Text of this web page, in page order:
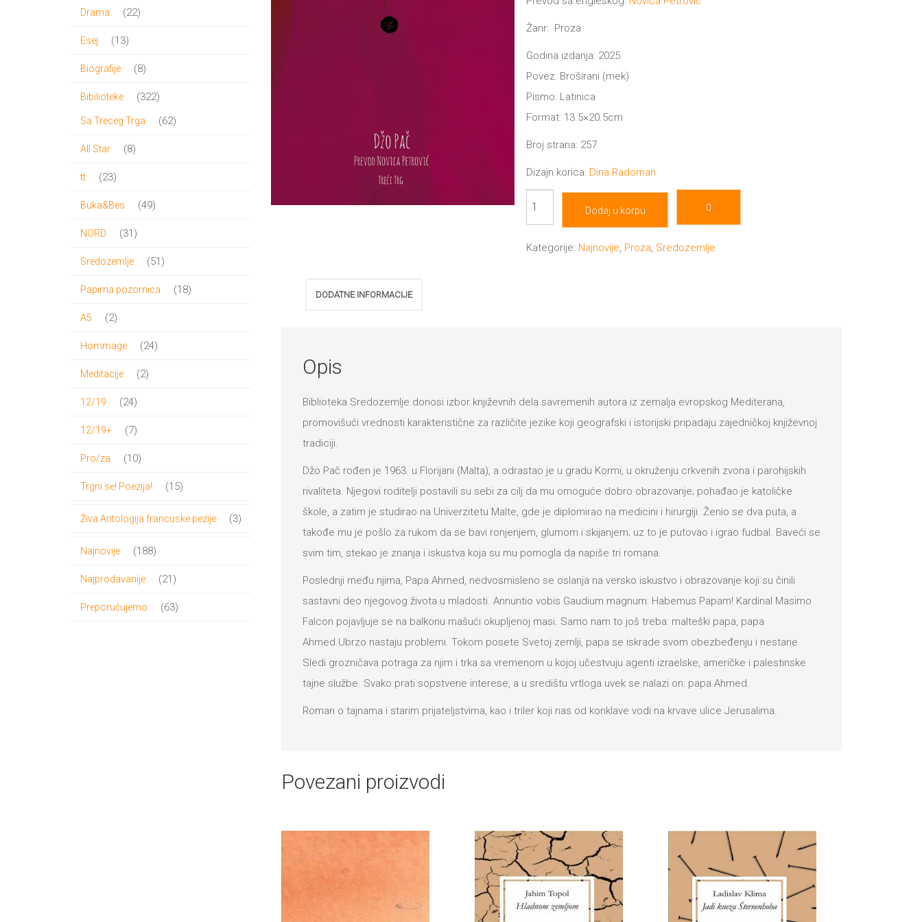
Žanr: Proza
Godina izdanja: 2025.
Povez: Broširani (mek)
Pismo: Latinica
Format: 13.5×20.5cm
Broj strana: 257
Dizajn korica: Dina Radoman
Dodaj u korpu
Kategorije: Najnovije, Proza, Sredozemlje
DODATNE INFORMACIJE
Opis
Biblioteka Sredozemlje donosi izbor književnih dela savremenih autora iz zemalja evropskog Mediterana,
promovišući vrednosti karakteristične za različite jezike koji geografski i istorijski pripadaju zajedničkoj književnoj
tradiciji.
Džo Pač rođen je 1963. u Florijani (Malta), a odrastao je u gradu Kormi, u okruženju crkvenih zvona i parohijskih
rivaliteta. Njegovi roditelji postavili su sebi za cilj da mu omoguće dobro obrazovanje; pohađao je katoličke
škole, a zatim je studirao na Univerzitetu Malte, gde je diplomirao na medicini i hirurgiji. Ženio se dva puta, a
takođe mu je pošlo za rukom da se bavi ronjenjem, glumom i skijanjem; uz to je putovao i igrao fudbal. Baveći se
svim tim, stekao je znanja i iskustva koja su mu pomogla da napiše tri romana.
Poslednji među njima, Papa Ahmed, nedvosmisleno se oslanja na versko iskustvo i obrazovanje koji su činili
sastavni deo njegovog života u mladosti. Annuntio vobis Gaudium magnum: Habemus Papam! Kardinal Masimo
Falcon pojavljuje se na balkonu mašući okupljenoj masi. Samo nam to još treba: malteški papa, papa
Ahmed.Ubrzo nastaju problemi. Tokom posete Svetoj zemlji, papa se iskrade svom obezbeđenju i nestane.
Sledi grozničava potraga za njim i trka sa vremenom u kojoj učestvuju agenti izraelske, američke i palestinske
tajne službe. Svako prati sopstvene interese, a u središtu vrtloga uvek se nalazi on: papa Ahmed.
Roman o tajnama i starim prijateljstvima, kao i triler koji nas od konklave vodi na krvave ulice Jerusalima.
Povezani proizvodi
Drama 2222
Esej 1313
Biografije 88
Bibilioteke 322322
proizvoda
Sa Treceg Trga 6262
All Star 88
tt 2323
Buka&Bes 4949
NORD 3131
Sredozemlje 5151
Papirna pozornica 1818
A5 22
Hommage 2424
Meditacije 22
12/19 2424
12/19+ 77
Pro/za 1010
Trgni se! Poezija! 1515
Živa Antologija francuske pezije 33
Najnovije 188188
Najprodavanije 2121
Preporučujemo 6363